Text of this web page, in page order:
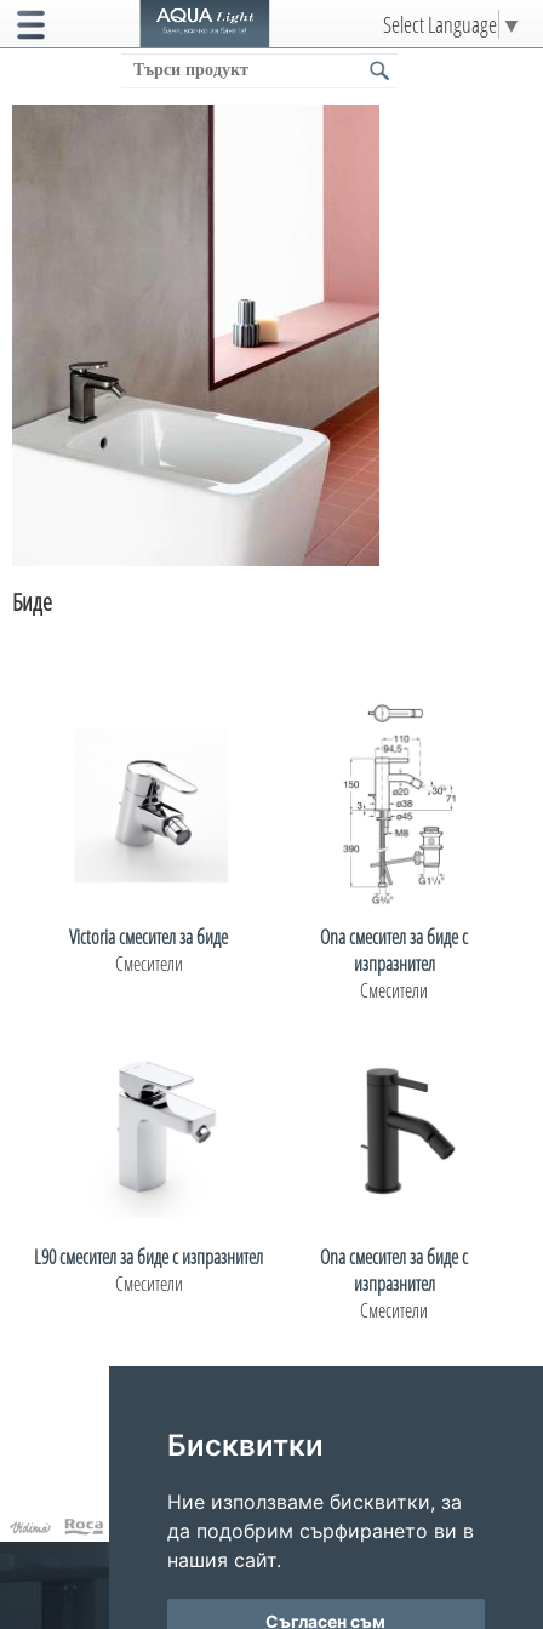
Бисквитки
Ние използваме бисквитки, за
да подобрим сърфирането ви в
нашия сайт.
Съгласен съм
Select Language ▼
Биде
Victoria смесител за биде
Смесители
Ona смесител за биде с
изпразнител
Смесители
L90 смесител за биде с изпразнител
Смесители
Ona смесител за биде с
изпразнител
Смесители
1
Адрес: Варна, ул. Цариброд 92
E-mail:ring.international.varna@gmail.com
+359 52 613 449